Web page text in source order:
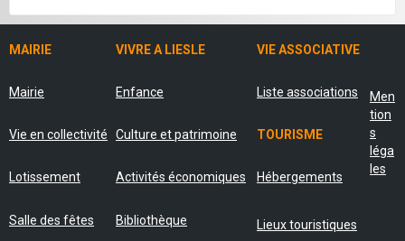
MAIRIE VIVRE A LIESLE VIE ASSOCIATIVE
Mairie Enfance Liste associations
Vie en collectivité Culture et patrimoine TOURISME
Lotissement Activités économiques Hébergements
Salle des fêtes Bibliothèque Lieux touristiques
Men
tion
s
léga
les